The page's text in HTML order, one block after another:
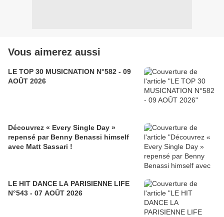
Vous aimerez aussi
LE TOP 30 MUSICNATION N°582 - 09
AOÛT 2026
Découvrez « Every Single Day »
repensé par Benny Benassi himself
avec Matt Sassari !
LE HIT DANCE LA PARISIENNE LIFE
N°543 - 07 AOÛT 2026